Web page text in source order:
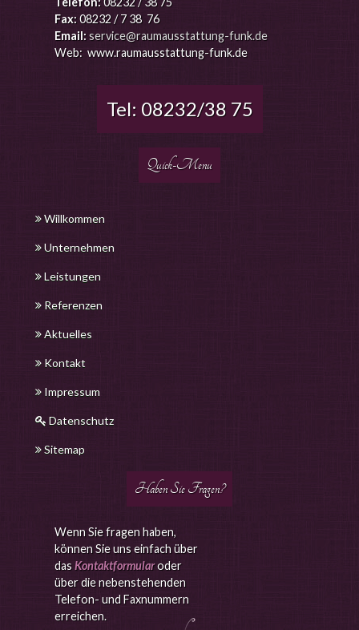
Fax:08232 / 7 38 76
Email: service@raumausstattung-funk.de
Web: www.raumausstattung-funk.de
Tel: 08232/38 75
Quick-Menu
Willkommen
Unternehmen
Leistungen
Referenzen
Aktuelles
Kontakt
Impressum
Datenschutz
Sitemap
Haben Sie Fragen?
Wenn Sie fragen haben,
können Sie uns einfach über
dasKontaktformularoder
über die nebenstehenden
Telefon- und Faxnummern
erreichen.